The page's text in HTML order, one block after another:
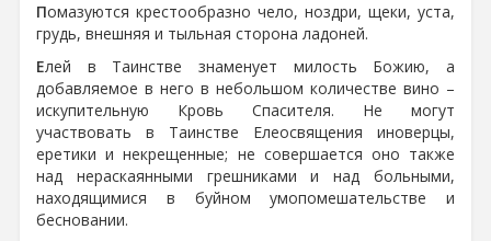
Помазуются крестообразно чело, ноздри, щеки, уста,
грудь, внешняя и тыльная сторона ладоней.
Елей в Таинстве знаменует милость Божию, а
добавляемое в него в небольшом количестве вино –
искупительную Кровь Спасителя. Не могут
участвовать в Таинстве Елеосвящения иноверцы,
еретики и некрещенные; не совершается оно также
над нераскаянными грешниками и над больными,
находящимися в буйном умопомешательстве и
бесновании.